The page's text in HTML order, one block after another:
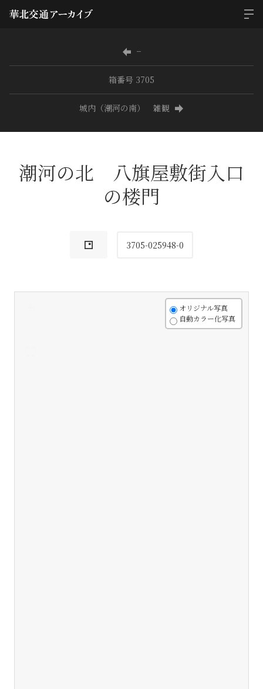
−
箱番号 3705
城内（潮河の南） 雑観
潮河の北 八旗屋敷街入口
の楼門
3705-025948-0
オリジナル写真
自動カラー化写真